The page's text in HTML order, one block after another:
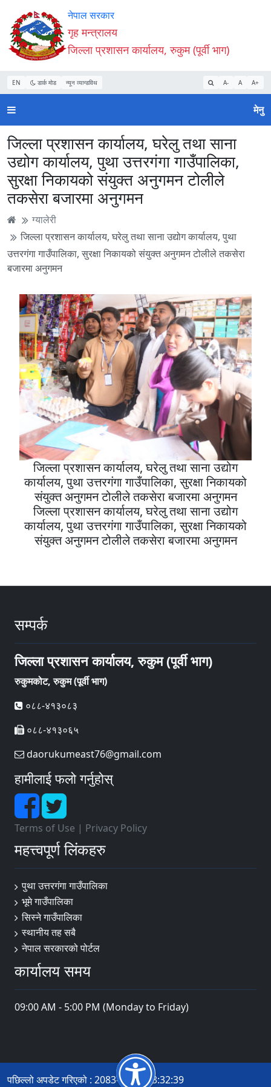
Accessibility
Mode
सुरु
गर्नुहोस्
सामाग्री
पढ्नुहाेस्
नेभिगेसन
पढ्नुहाेस्
वेबसाइट
खोजमा
जानुहोस्
नेपाल सरकार
गृह मन्त्रालय
जिल्ला प्रशासन कार्यालय, रुकुम (पूर्वी भाग)
EN डार्क मोड न्यून व्यान्डविथ A- A A+
मेनु
जिल्ला प्रशासन कार्यालय, घरेलु तथा साना
उद्योग कार्यालय, पुथा उत्तरगंगा गाउँपालिका,
सुरक्षा निकायको संयुक्त अनुगमन टोलीले
तकसेरा बजारमा अनुगमन
ग्यालेरी
जिल्ला प्रशासन कार्यालय, घरेलु तथा साना उद्योग कार्यालय, पुथा
उत्तरगंगा गाउँपालिका, सुरक्षा निकायको संयुक्त अनुगमन टोलीले तकसेरा
बजारमा अनुगमन
जिल्ला प्रशासन कार्यालय, घरेलु तथा साना उद्योग
कार्यालय, पुथा उत्तरगंगा गाउँपालिका, सुरक्षा निकायको
संयुक्त अनुगमन टोलीले तकसेरा बजारमा अनुगमन
जिल्ला प्रशासन कार्यालय, घरेलु तथा साना उद्योग
कार्यालय, पुथा उत्तरगंगा गाउँपालिका, सुरक्षा निकायको
संयुक्त अनुगमन टोलीले तकसेरा बजारमा अनुगमन
सम्पर्क
जिल्ला प्रशासन कार्यालय, रुकुम (पूर्वी भाग)
रुकुमकोट, रुकुम (पूर्वी भाग)
०८८-४१३०८३
०८८-४१३०६५
daorukumeast76@gmail.com
हामीलाई फलो गर्नुहोस्
Terms of Use | Privacy Policy
महत्त्वपूर्ण लिंकहरु
पुथा उत्तरगंगा गाउँपालिका
भूमे गाउँपालिका
सिस्ने गाउँपालिका
स्थानीय तह सबै
नेपाल सरकारको पोर्टल
कार्यालय समय
09:00 AM - 5:00 PM (Monday to Friday)
पछिल्लो अपडेट गरिएको : 2083-04-21 13:32:39